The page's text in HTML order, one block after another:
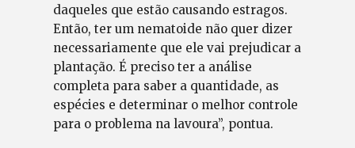
daqueles que estão causando estragos.
Então, ter um nematoide não quer dizer
necessariamente que ele vai prejudicar a
plantação. É preciso ter a análise
completa para saber a quantidade, as
espécies e determinar o melhor controle
para o problema na lavoura”, pontua.